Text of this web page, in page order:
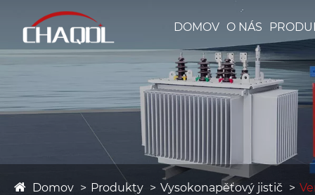
DOMOV O NÁS
Domov Produkty Vysokonapěťový jistič